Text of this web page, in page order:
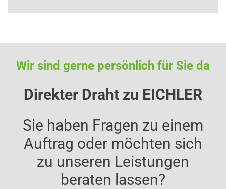
Wir sind gerne persönlich für Sie da
Direkter Draht zu EICHLER
Sie haben Fragen zu einem
Auftrag oder möchten sich
zu unseren Leistungen
beraten lassen?